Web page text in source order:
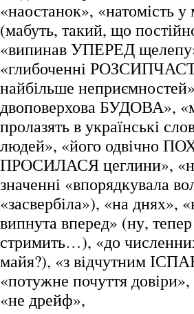
«наостанок»,
(мабуть, такий, що
«випинав УПЕРЕД
«глибоченні
найбільше
двоповерхова БУДОВА»,
пролазять в українські
людей», «його одвічно
ПРОСИЛАСЯ цеглини»,
значенні «впорядкувала
«засвербіла»), «на днях»,
випнута вперед» (ну,
стримить…), «до
майя?), «з відчутним
«потужне почуття
«не дрейф»,